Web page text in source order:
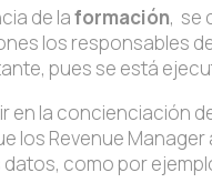
de laformación, se
los responsables
pues se está
en la concienciación
los Revenue
como por